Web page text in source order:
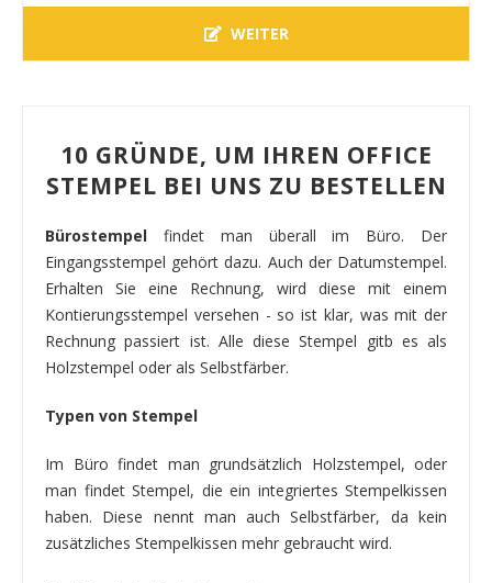
WEITER
10 GRÜNDE, UM IHREN OFFICE
STEMPEL BEI UNS ZU BESTELLEN
Bürostempel findet man überall im Büro. Der
Eingangsstempel gehört dazu. Auch der Datumstempel.
Erhalten Sie eine Rechnung, wird diese mit einem
Kontierungsstempel versehen - so ist klar, was mit der
Rechnung passiert ist. Alle diese Stempel gitb es als
Holzstempel oder als Selbstfärber.
Typen von Stempel
Im Büro findet man grundsätzlich Holzstempel, oder
man findet Stempel, die ein integriertes Stempelkissen
haben. Diese nennt man auch Selbstfärber, da kein
zusätzliches Stempelkissen mehr gebraucht wird.